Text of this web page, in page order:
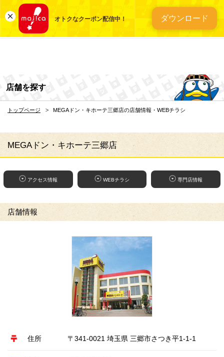
オトクなクーポン配信中！ ダウンロード
総合ディスカウント
店舗を探す
トップページ MEGAドン・キホーテ三郷店の店舗情報・WEBチラシ
MEGAドン・キホーテ三郷店
アクセス情報 WEBチラシ 専門店情報
店舗情報
住所 〒341-0021 埼玉県 三郷市さつき平1-1-1